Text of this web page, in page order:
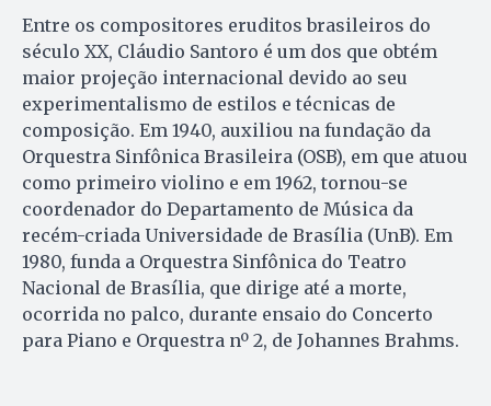
Entre os compositores eruditos brasileiros do
século XX, Cláudio Santoro é um dos que obtém
maior projeção internacional devido ao seu
experimentalismo de estilos e técnicas de
composição. Em 1940, auxiliou na fundação da
Orquestra Sinfônica Brasileira (OSB), em que atuou
como primeiro violino e em 1962, tornou-se
coordenador do Departamento de Música da
recém-criada Universidade de Brasília (UnB). Em
1980, funda a Orquestra Sinfônica do Teatro
Nacional de Brasília, que dirige até a morte,
ocorrida no palco, durante ensaio do Concerto
para Piano e Orquestra nº 2, de Johannes Brahms.